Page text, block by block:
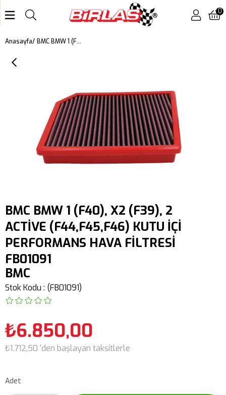
0
Anasayfa BMC BMW 1 (F40), X2 (F39), 2 ACTİVE (F44,F45,F46) KUTU İÇİ PERFORMANS HAVA FİLTRESİ FB01091
BMC BMW 1 (F40), X2 (F39), 2
ACTİVE (F44,F45,F46) KUTU İÇİ
PERFORMANS HAVA FİLTRESİ
FB01091
BMC
Stok Kodu (FB01091)
₺6.850,00
₺1.712,50 'den başlayan taksitlerle
Adet